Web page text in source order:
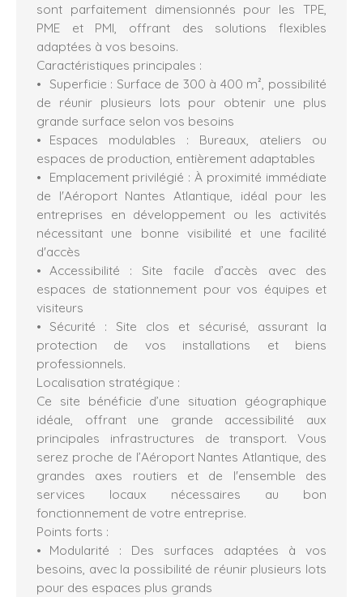
sont parfaitement dimensionnés pour les TPE,
PME et PMI, offrant des solutions flexibles
adaptées à vos besoins.
Caractéristiques principales :
Superficie : Surface de 300 à 400 m², possibilité
de réunir plusieurs lots pour obtenir une plus
grande surface selon vos besoins
Espaces modulables : Bureaux, ateliers ou
espaces de production, entièrement adaptables
Emplacement privilégié : À proximité immédiate
de l'Aéroport Nantes Atlantique, idéal pour les
entreprises en développement ou les activités
nécessitant une bonne visibilité et une facilité
d'accès
Accessibilité : Site facile d’accès avec des
espaces de stationnement pour vos équipes et
visiteurs
Sécurité : Site clos et sécurisé, assurant la
protection de vos installations et biens
professionnels.
Localisation stratégique :
Ce site bénéficie d’une situation géographique
idéale, offrant une grande accessibilité aux
principales infrastructures de transport. Vous
serez proche de l’Aéroport Nantes Atlantique, des
grandes axes routiers et de l'ensemble des
services locaux nécessaires au bon
fonctionnement de votre entreprise.
Points forts :
Modularité : Des surfaces adaptées à vos
besoins, avec la possibilité de réunir plusieurs lots
pour des espaces plus grands